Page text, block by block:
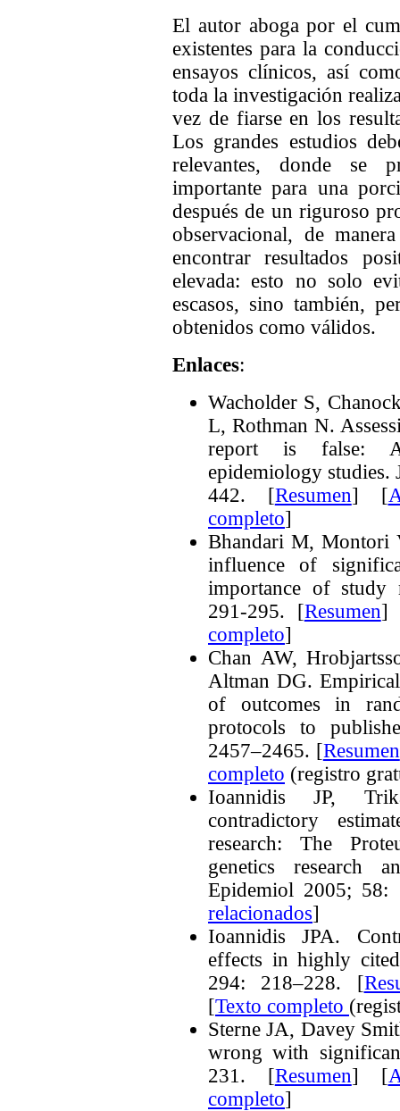
El autor aboga por el
existentes para la
ensayos clínicos, así
toda la investigación
vez de fiarse en los
Los grandes estudios
relevantes, donde se
importante para una
después de un riguroso
observacional, de
encontrar resultados
elevada: esto no solo
escasos, sino también,
obtenidos como válidos.
Enlaces:
Wacholder S,
L, Rothman N.
report is false:
epidemiology studies.
442. [Resumen] [
completo]
Bhandari M, Montori
influence of
importance of study
291-295. [Resumen]
completo]
Chan AW,
Altman DG.
of outcomes in
protocols to
2457–2465. [Resumen
completo (registro
Ioannidis JP,
contradictory
research: The
genetics research
Epidemiol 2005;
relacionados]
Ioannidis JPA.
effects in highly
294: 218–228. [
[Texto completo
Sterne JA, Davey
wrong with
231. [Resumen] [
completo]